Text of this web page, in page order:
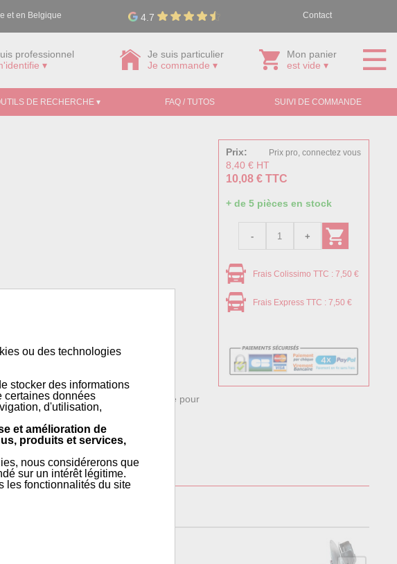
et en Belgique 4.7 Contact
professionnel
▾
Je suis particulier
Je commande ▾
Mon panier
est vide ▾
DE RECHERCHE ▾ FAQ / TUTOS SUIVI DE COMMANDE
à pellets, particulièrement adapté pour
Prix: Prix pro, connectez vous
8,40 € HT
10,08 € TTC
+ de 5 pièces en stock
Frais Colissimo TTC : 7,50 €
Frais Express TTC : 7,50 €
ou des technologies
stocker des informations
certaines données
d'utilisation,
et amélioration de
produits et services,
nous considérerons que
sur un intérêt légitime.
les fonctionnalités du site